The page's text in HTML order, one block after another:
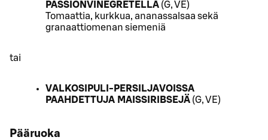
PASSIONVINEGRETELLÄ (G, VE)
Tomaattia, kurkkua, ananassalsaa sekä
granaattiomenan siemeniä
tai
VALKOSIPULI-PERSILJAVOISSA
PAAHDETTUJA MAISSIRIBSEJÄ (G, VE)
Pääruoka